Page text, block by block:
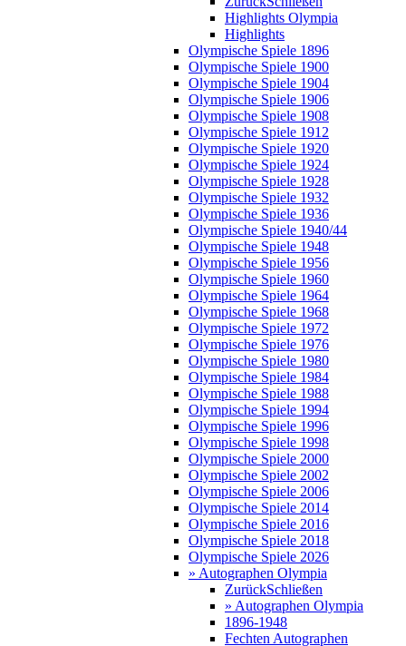
Highlights Olympia
Highlights
Olympische Spiele 1896
Olympische Spiele 1900
Olympische Spiele 1904
Olympische Spiele 1906
Olympische Spiele 1908
Olympische Spiele 1912
Olympische Spiele 1920
Olympische Spiele 1924
Olympische Spiele 1928
Olympische Spiele 1932
Olympische Spiele 1936
Olympische Spiele 1940/44
Olympische Spiele 1948
Olympische Spiele 1956
Olympische Spiele 1960
Olympische Spiele 1964
Olympische Spiele 1968
Olympische Spiele 1972
Olympische Spiele 1976
Olympische Spiele 1980
Olympische Spiele 1984
Olympische Spiele 1988
Olympische Spiele 1994
Olympische Spiele 1996
Olympische Spiele 1998
Olympische Spiele 2000
Olympische Spiele 2002
Olympische Spiele 2006
Olympische Spiele 2014
Olympische Spiele 2016
Olympische Spiele 2018
Olympische Spiele 2026
» Autographen Olympia
ZurückSchließen
» Autographen Olympia
1896-1948
Fechten Autographen